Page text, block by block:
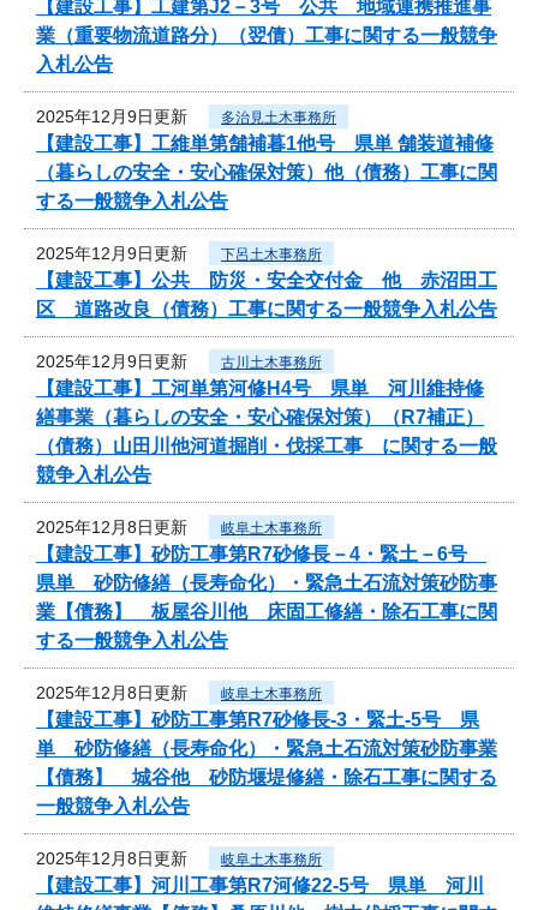
【建設工事】工建第J2－3号 公共 地域連携推進事
業（重要物流道路分）（翌債）工事に関する一般競争
入札公告
2025年12月9日更新 多治見土木事務所
【建設工事】工維単第舗補暮1他号 県単 舗装道補修
（暮らしの安全・安心確保対策）他（債務）工事に関
する一般競争入札公告
2025年12月9日更新 下呂土木事務所
【建設工事】公共 防災・安全交付金 他 赤沼田工
区 道路改良（債務）工事に関する一般競争入札公告
2025年12月9日更新 古川土木事務所
【建設工事】工河単第河修H4号 県単 河川維持修
繕事業（暮らしの安全・安心確保対策）（R7補正）
（債務）山田川他河道掘削・伐採工事 に関する一般
競争入札公告
2025年12月8日更新 岐阜土木事務所
【建設工事】砂防工事第R7砂修長－4・緊土－6号
県単 砂防修繕（長寿命化）・緊急土石流対策砂防事
業【債務】 板屋谷川他 床固工修繕・除石工事に関
する一般競争入札公告
2025年12月8日更新 岐阜土木事務所
【建設工事】砂防工事第R7砂修長-3・緊土-5号 県
単 砂防修繕（長寿命化）・緊急土石流対策砂防事業
【債務】 城谷他 砂防堰堤修繕・除石工事に関する
一般競争入札公告
2025年12月8日更新 岐阜土木事務所
【建設工事】河川工事第R7河修22-5号 県単 河川